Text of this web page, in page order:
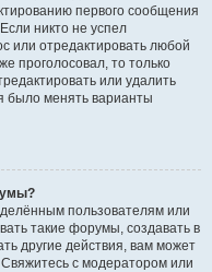
первого сообщения
никто не успел
или отредактировать любой
проголосовал, то только
или удалить
было менять варианты
пользователям или
такие форумы, создавать в
другие действия, вам может
с модератором или